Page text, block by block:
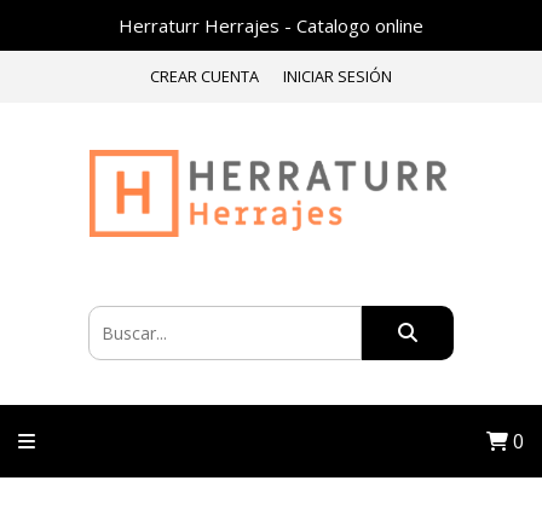
Herraturr Herrajes - Catalogo online
CREAR CUENTA INICIAR SESIÓN
0